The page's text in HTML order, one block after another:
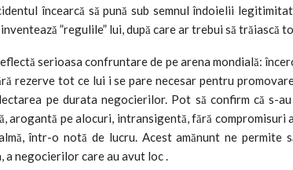
încearcă să pună sub semnul îndoielii
”regulile” lui, după care ar trebui să trăiască
serioasa confruntare de pe arena mondială:
rezerve tot ce lui i se pare necesar pentru
pe durata negocierilor. Pot să confirm că s-
arogantă pe alocuri, intransigentă, fără
într-o notă de lucru. Acest amănunt ne permite
a negocierilor care au avut loc .